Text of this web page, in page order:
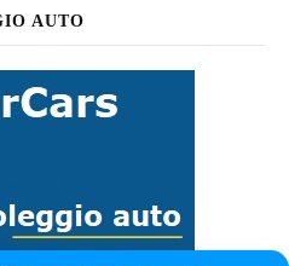
AUTO